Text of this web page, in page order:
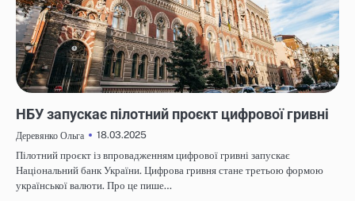
НБУ запускає пілотний проєкт цифрової гривні
Деревянко Ольга
18.03.2025
Пілотний проєкт із впровадженням цифрової гривні запускає
Національний банк України. Цифрова гривня стане третьою формою
української валюти. Про це пише…